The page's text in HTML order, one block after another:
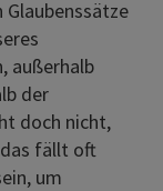
Glaubenssätze
außerhalb
der
doch nicht,
fällt oft
um